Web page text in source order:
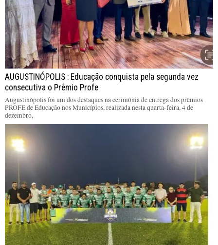
AUGUSTINÓPOLIS : Educação conquista pela segunda vez
consecutiva o Prêmio Profe
Augustinópolis foi um dos destaques na cerimônia de entrega dos prêmios
PROFE de Educação nos Municípios, realizada nesta quarta-feira, 4 de
dezembro,